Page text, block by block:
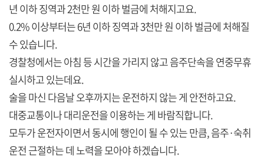
년 이하 징역과 2천만 원 이하 벌금에 처해지고요.
0.2% 이상부터는 6년 이하 징역과 3천만 원 이하 벌금에 처해질
수 있습니다.
경찰청에서는 아침 등 시간을 가리지 않고 음주단속을 연중무휴
실시하고 있는데요.
술을 마신 다음날 오후까지는 운전하지 않는 게 안전하고요.
대중교통이나 대리운전을 이용하는 게 바람직합니다.
모두가 운전자이면서 동시에 행인이 될 수 있는 만큼, 음주·숙취
운전 근절하는 데 노력을 모아야 하겠습니다.